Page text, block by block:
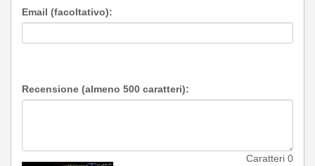
Email (facoltativo):
Recensione (almeno 500 caratteri):
Caratteri 0